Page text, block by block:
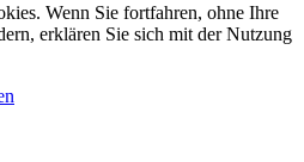
Wenn Sie fortfahren, ohne Ihre
erklären Sie sich mit der Nutzung